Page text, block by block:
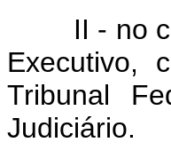
II - no
Executivo,
Tribunal
Judiciário.